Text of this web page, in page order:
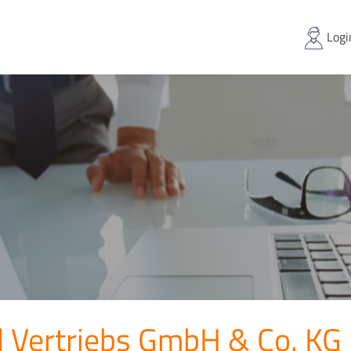
Vertriebs GmbH & Co. KG